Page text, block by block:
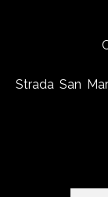
Strada San